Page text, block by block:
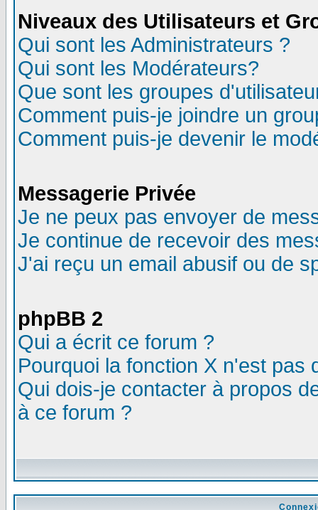
Niveaux des Utilisateurs et
Qui sont les Administrateurs ?
Qui sont les Modérateurs?
Que sont les groupes
Comment puis-je joindre un
Comment puis-je devenir le
Messagerie Privée
Je ne peux pas envoyer de
Je continue de recevoir des
J'ai reçu un email abusif ou de
phpBB 2
Qui a écrit ce forum ?
Pourquoi la fonction X n'est pas
Qui dois-je contacter à propos
à ce forum ?